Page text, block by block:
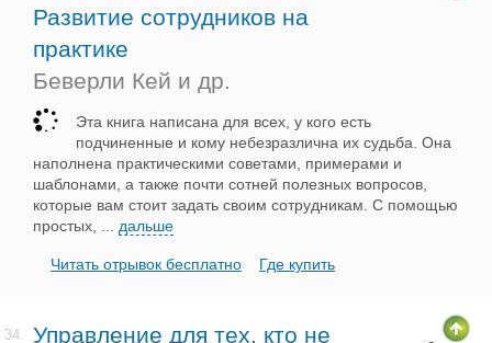
Развитие сотрудников на
практике
Беверли Кей и др.
Эта книга написана для всех, у кого есть
подчиненные и кому небезразлична их судьба. Она
наполнена практическими советами, примерами и
шаблонами, а также почти сотней полезных вопросов,
которые вам стоит задать своим сотрудникам. С помощью
простых,
дальше
Читать отрывок бесплатно Где купить
34.
Управление для тех, кто не